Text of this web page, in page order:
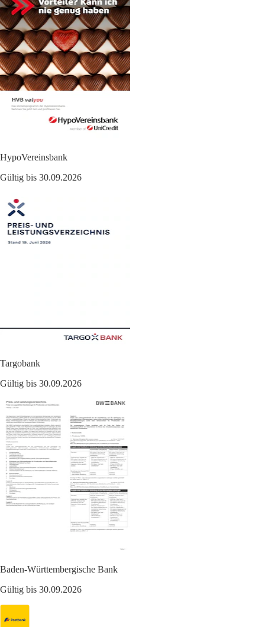
HypoVereinsbank
Gültig bis 30.09.2026
Targobank
Gültig bis 30.09.2026
Baden-Württembergische Bank
Gültig bis 30.09.2026